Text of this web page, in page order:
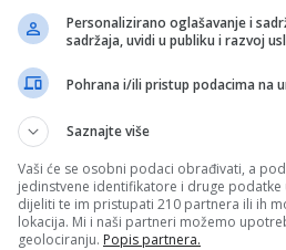
Dodig koji su, uprkos izuzetno
Čapljinski portal, te nastavlja:
Personalizirano oglašavanje i
sadržaja, uvidi u publiku i razvoj
Pohrana i/ili pristup podacima na
Saznajte više
Vaši će se osobni podaci obrađivati, a
jedinstvene identifikatore i druge
dijeliti te im pristupati 210 partnera ili ih
lokacija. Mi i naši partneri možemo
geolociranju. Popis partnera.